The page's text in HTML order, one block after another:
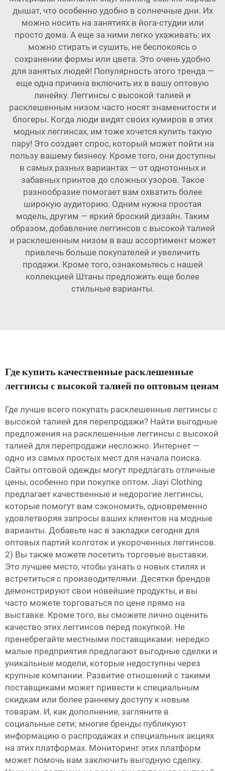
дышат, что особенно удобно в солнечные дни. Их
можно носить на занятиях в йога-студии или
просто дома. А еще за ними легко ухаживать: их
можно стирать и сушить, не беспокоясь о
сохранении формы или цвета. Это очень удобно
для занятых людей! Популярность этого тренда —
еще одна причина включить их в вашу оптовую
линейку. Леггинсы с высокой талией и
расклешенным низом часто носят знаменитости и
блогеры. Когда люди видят своих кумиров в этих
модных леггинсах, им тоже хочется купить такую
пару! Это создает спрос, который может пойти на
пользу вашему бизнесу. Кроме того, они доступны
в самых разных вариантах — от однотонных и
забавных принтов до сложных узоров. Такое
разнообразие помогает вам охватить более
широкую аудиторию. Одним нужна простая
модель, другим — яркий броский дизайн. Таким
образом, добавление леггинсов с высокой талией
и расклешенным низом в ваш ассортимент может
привлечь больше покупателей и увеличить
продажи. Кроме того, ознакомьтесь с нашей
коллекцией Штаны предложить еще более
стильные варианты.
Где купить качественные расклешенные
леггинсы с высокой талией по оптовым ценам
Где лучше всего покупать расклешенные леггинсы с
высокой талией для перепродажи? Найти выгодные
предложения на расклешенные леггинсы с высокой
талией для перепродажи несложно. Интернет —
одно из самых простых мест для начала поиска.
Сайты оптовой одежды могут предлагать отличные
цены, особенно при покупке оптом. Jiayi Clothing
предлагает качественные и недорогие леггинсы,
которые помогут вам сэкономить, одновременно
удовлетворяя запросы ваших клиентов на модные
варианты. Добавьте нас в закладки сегодня для
оптовых партий колготок и укороченных леггинсов.
2) Вы также можете посетить торговые выставки.
Это лучшее место, чтобы узнать о новых стилях и
встретиться с производителями. Десятки брендов
демонстрируют свои новейшие продукты, и вы
часто можете торговаться по цене прямо на
выставке. Кроме того, вы сможете лично оценить
качество этих леггинсов перед покупкой. Не
пренебрегайте местными поставщиками: нередко
малые предприятия предлагают выгодные сделки и
уникальные модели, которые недоступны через
крупные компании. Развитие отношений с такими
поставщиками может привести к специальным
скидкам или более раннему доступу к новым
товарам. И, как дополнение, загляните в
социальные сети; многие бренды публикуют
информацию о распродажах и специальных акциях
на этих платформах. Мониторинг этих платформ
может помочь вам заключить выгодную сделку.